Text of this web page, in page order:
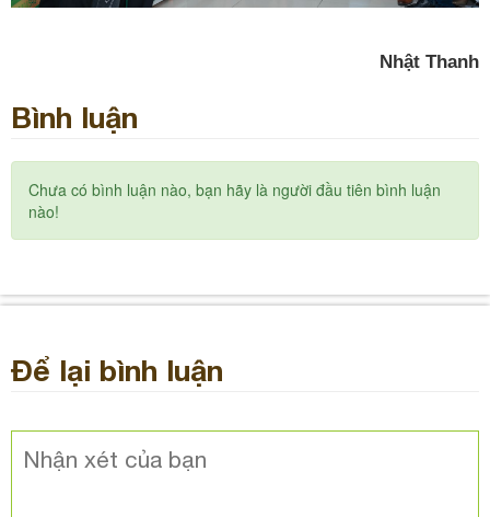
Nhật Thanh
Bình luận
Chưa có bình luận nào, bạn hãy là người đầu tiên bình luận
nào!
Để lại bình luận